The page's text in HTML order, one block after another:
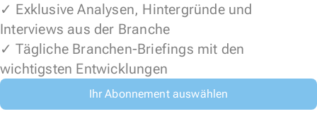
✓ Exklusive Analysen, Hintergründe und
Interviews aus der Branche
✓ Tägliche Branchen-Briefings mit den
wichtigsten Entwicklungen
Ihr Abonnement auswählen